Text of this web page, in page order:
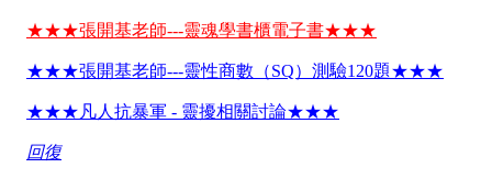
★★★張開基老師---靈魂學書櫃電子書★★★
★★★張開基老師---靈性商數（SQ）測驗120題★★★
★★★凡人抗暴軍 - 靈擾相關討論★★★
回復